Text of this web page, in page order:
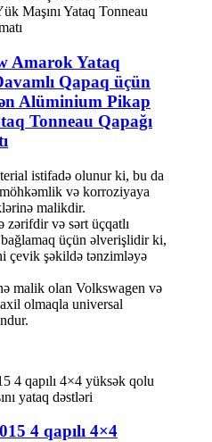
Amarok Yataq
Qapaq üçün
Alüminium Pikap
Tonneau Qapağı
istifadə olunur ki, bu da
və korroziyaya
malikdir.
zərifdir və sərt üçqatlı
üçün əlverişlidir ki,
çevik şəkildə tənzimləyə
malik olan Volkswagen və
olmaqla universal
4 qapılı 4×4